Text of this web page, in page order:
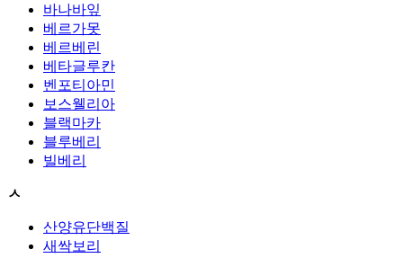
바나바잎
베르가못
베르베린
베타글루칸
벤포티아민
보스웰리아
블랙마카
블루베리
빌베리
ㅅ
산양유단백질
새싹보리